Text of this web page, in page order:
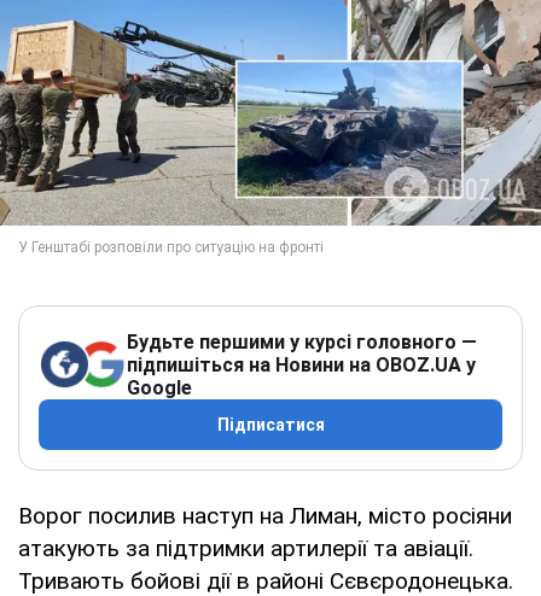
Будьте першими у курсі головного —
підпишіться на Новини на OBOZ.UA у
Google
Підписатися
Ворог посилив наступ на Лиман, місто росіяни
атакують за підтримки артилерії та авіації.
Тривають бойові дії в районі Сєвєродонецька.